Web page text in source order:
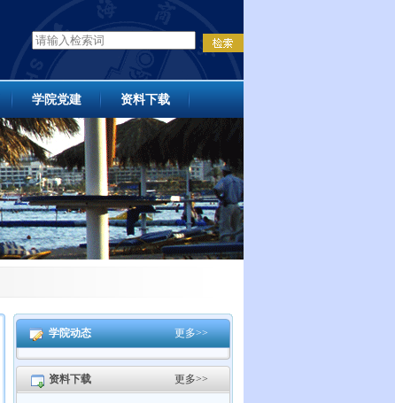
学院党建 资料下载
学院动态 更多>>
资料下载 更多>>